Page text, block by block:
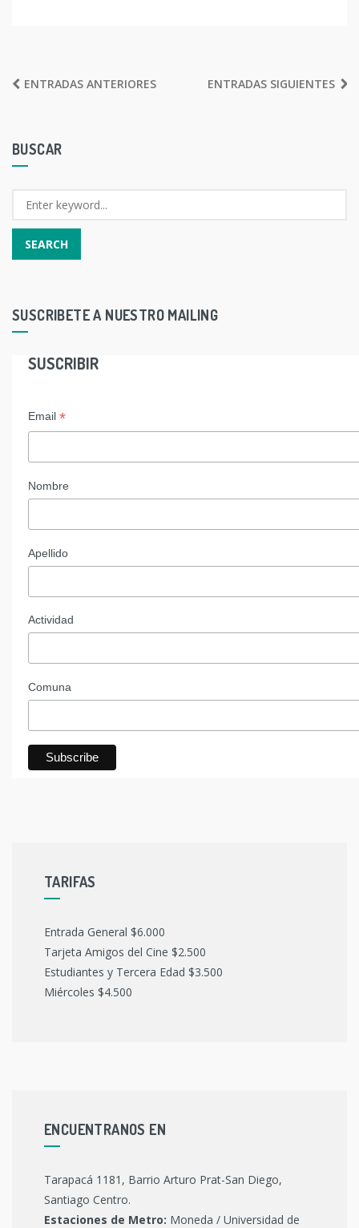
NAVEGACIÓN
ENTRADAS
ENTRADAS ANTERIORES ENTRADAS SIGUIENTES
BUSCAR
SUSCRIBETE A NUESTRO MAILING
SUSCRIBIR
Email *
Nombre
Apellido
Actividad
Comuna
TARIFAS
Entrada General $6.000
Tarjeta Amigos del Cine $2.500
Estudiantes y Tercera Edad $3.500
Miércoles $4.500
ENCUENTRANOS EN
Tarapacá 1181, Barrio Arturo Prat-San Diego,
Santiago Centro.
Estaciones de Metro: Moneda / Universidad de